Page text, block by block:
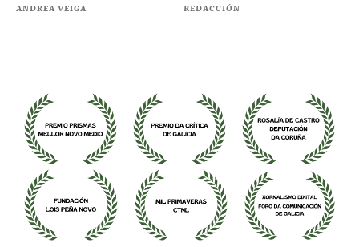
ANDREA VEIGA REDACCIÓN